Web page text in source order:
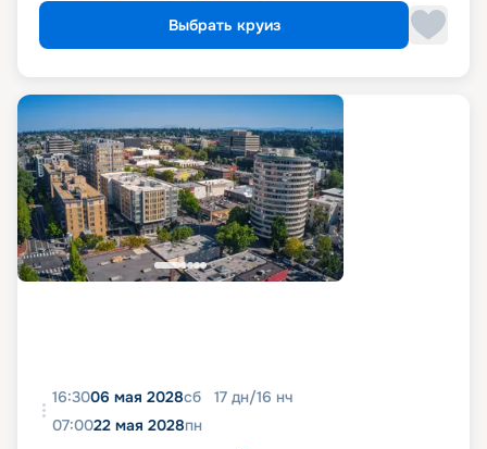
Выбрать круиз
16:3006 мая 2028сб 17 дн/16 нч
07:0022 мая 2028пн